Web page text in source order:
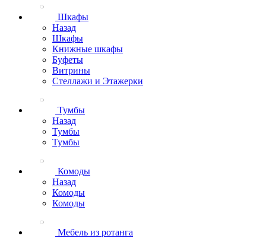
Шкафы
Назад
Шкафы
Книжные шкафы
Буфеты
Витрины
Стеллажи и Этажерки
Тумбы
Назад
Тумбы
Тумбы
Комоды
Назад
Комоды
Комоды
Мебель из ротанга